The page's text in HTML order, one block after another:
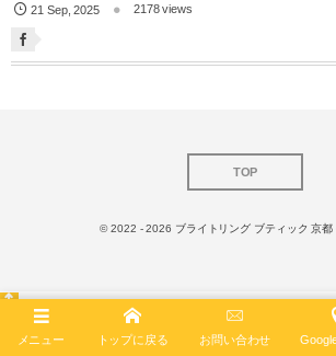
21 Sep,2025 2178 views
TOP
© 2022 - 2026 ブライトリング ブティック 京
メニュー トップに戻る お問い合わせ